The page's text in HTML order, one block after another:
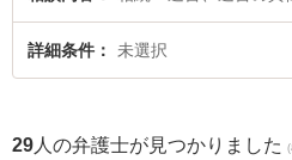
『初回相談無料で遺言無効を法律相談で
い』などでお困りの相談者さんにおすすめ
詳細条件 未選択
29 人の弁護士が見つかりました